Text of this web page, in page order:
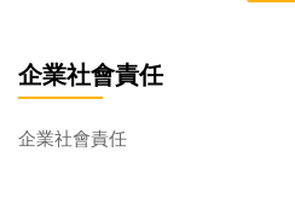
企業社會責任
企業社會責任